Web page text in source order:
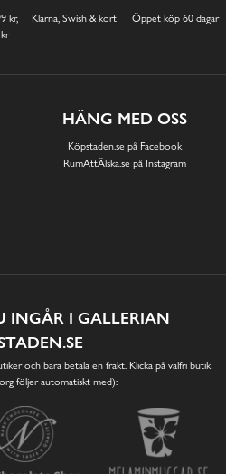
kr,
Klarna, Swish & kort Öppet köp 60 dagar
HÄNG MED OSS
Köpstaden.se på Facebook
RumAttÄlska.se på Instagram
INGÅR I GALLERIAN
och bara betala en frakt. Klicka på valfri butik
följer automatiskt med):